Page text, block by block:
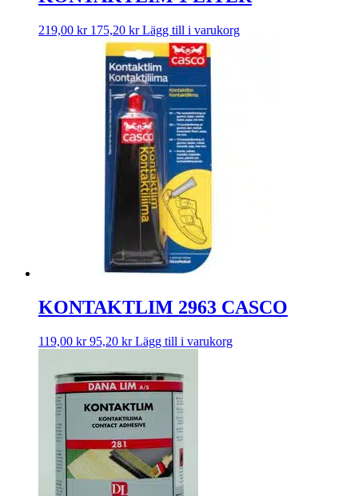
219,00 kr 175,20 kr Lägg till i varukorg
KONTAKTLIM 2963 CASCO
119,00 kr 95,20 kr Lägg till i varukorg